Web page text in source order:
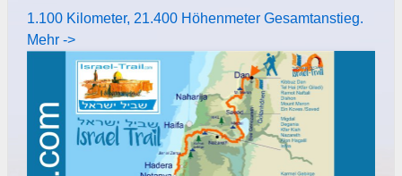
1.100 Kilometer, 21.400 Höhenmeter Gesamtanstieg.
Mehr ->